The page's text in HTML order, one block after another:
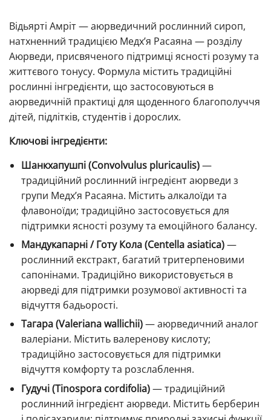
Відьярті Амріт — аюрведичний рослинний сироп,
натхненний традицією Медх’я Расаяна — розділу
Аюрведи, присвяченого підтримці ясності розуму та
життєвого тонусу. Формула містить традиційні
рослинні інгредієнти, що застосовуються в
аюрведичній практиці для щоденного благополуччя
дітей, підлітків, студентів і дорослих.
Ключові інгредієнти:
Шанкхапушпі (Convolvulus pluricaulis)—
традиційний рослинний інгредієнт аюрведи з
групи Медх’я Расаяна. Містить алкалоїди та
флавоноїди; традиційно застосовується для
підтримки ясності розуму та емоційного балансу.
Мандукапарні / Готу Кола (Centella asiatica)—
рослинний екстракт, багатий тритерпеновими
сапонінами. Традиційно використовується в
аюрведі для підтримки розумової активності та
відчуття бадьорості.
Тагара (Valeriana wallichii)— аюрведичний аналог
валеріани. Містить валеренову кислоту;
традиційно застосовується для підтримки
відчуття комфорту та розслаблення.
Гудучі (Tinospora cordifolia)— традиційний
рослинний інгредієнт аюрведи. Містить берберин